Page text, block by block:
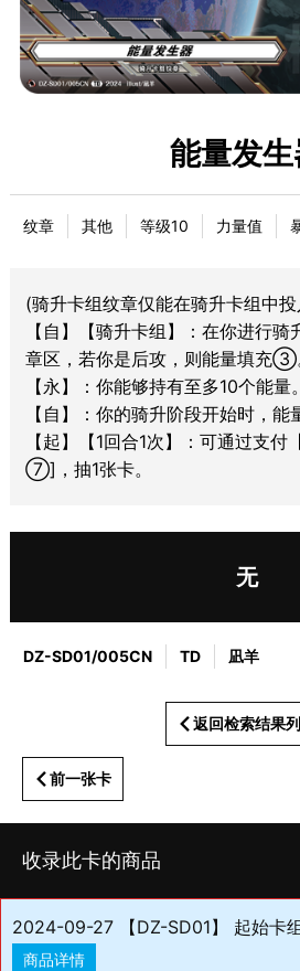
能量发
纹章 其他 等级10 力量值
(骑升卡组纹章仅能在骑升卡组中投
【自】【骑升卡组】：在你进行
章区，若你是后攻，则能量填充③
【永】：你能够持有至多10个能量。
【自】：你的骑升阶段开始时，
【起】【1回合1次】：可通过支
⑦]，抽1张卡。
无
DZ-SD01/005CN TD 凪羊
前一张卡
返回检索结果
收录此卡的商品
2024-09-27 【DZ-SD01】 起始卡
商品详情